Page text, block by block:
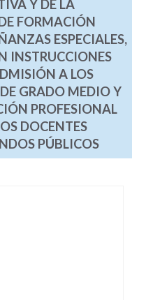
Y DE LA
FORMACIÓN
ESPECIALES,
INSTRUCCIONES
A LOS
GRADO MEDIO Y
PROFESIONAL
DOCENTES
PÚBLICOS